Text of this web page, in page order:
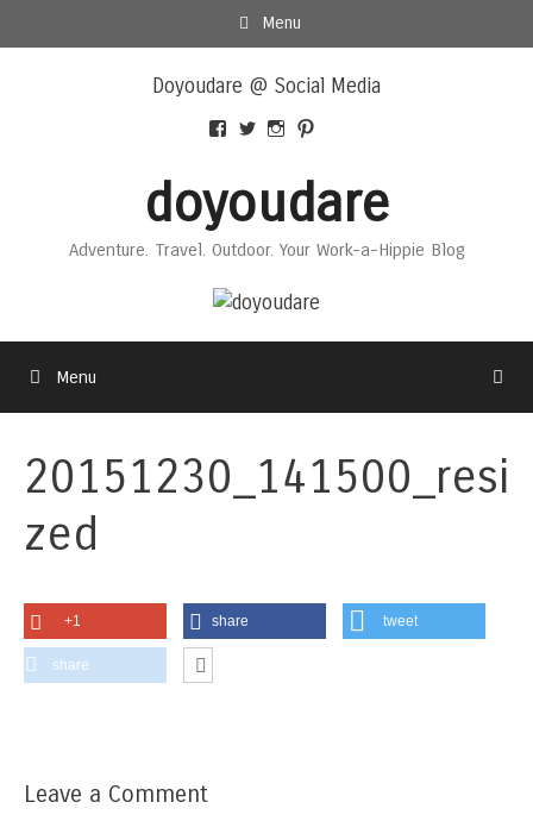
to
Menu
Doyoudare @ Social Media
View
Facebook
View
Twitter
View
Instagram
View
on
Pinterest
doyoudare
Adventure. Travel. Outdoor. Your Work-a-Hippie Blog
Menu
20151230_141500_resi
zed
+1 share tweet
share
Leave a Comment